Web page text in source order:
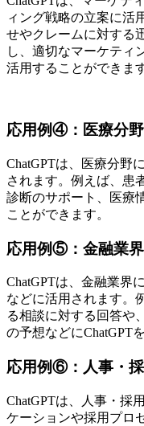
ィング戦略の立案に活
せやクレームに対する
し、適切なマーケティ
活用することができます
応用例④：医療分野
ChatGPTは、医療分野
されます。例えば、患
診断のサポート、医療
ことができます。
応用例⑤：金融業界
ChatGPTは、金融業界
などに活用されます。
る相談に対する回答や
の予想などにChatGPT
応用例⑥：人事・
ChatGPTは、人事・採
ケーションや採用プロ